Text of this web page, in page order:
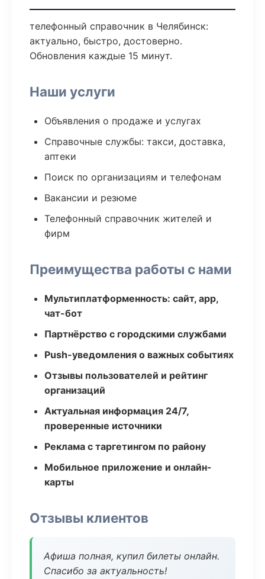
телефонный справочник в Челябинск:
актуально, быстро, достоверно.
Обновления каждые 15 минут.
Наши услуги
Объявления о продаже и услугах
Справочные службы: такси, доставка,
аптеки
Поиск по организациям и телефонам
Вакансии и резюме
Телефонный справочник жителей и
фирм
Преимущества работы с нами
Мультиплатформенность: сайт, app,
чат-бот
Партнёрство с городскими службами
Push-уведомления о важных событиях
Отзывы пользователей и рейтинг
организаций
Актуальная информация 24/7,
проверенные источники
Реклама с таргетингом по району
Мобильное приложение и онлайн-
карты
Отзывы клиентов
Афиша полная, купил билеты онлайн.
Спасибо за актуальность!